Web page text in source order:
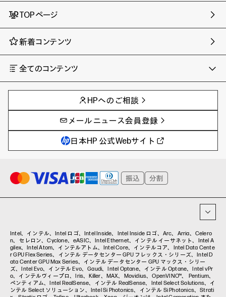
TOPページ
新着コンテンツ
全てのコンテンツ
AIの進化と活用事例
製品トレンド & レビュー
教育とテクノロジー
ハイブリッドワーク
プリンター
事例
イベントレポート
AIワークステーション
Poly
WXP（DEXツール）
タグ一覧
HPへのご相談
メールニュース会員登録
日本HP 公式Webサイト
Intel、インテル、Intel ロゴ、Intel Inside、Intel Inside ロゴ、Arc、Arria、Celero
n、セレロン、Cyclone、eASIC、Intel Ethernet、インテル イーサネット、Intel A
gilex、Intel Atom、インテルアトム、Intel Core、インテルコア、Intel Data Cente
r GPU Flex Series、インテル データセンター GPU フレックス・シリーズ、Intel D
ata Center GPU Max Series、インテル データセンター GPU マックス・シリー
ズ、Intel Evo、インテル Evo、Gaudi、Intel Optane、インテル Optane、Intel vPr
o、インテルヴィープロ、Iris、Killer、MAX、Movidius、OpenVINO™、 Pentium、
ペンティアム、Intel RealSense、インテル RealSense、Intel Select Solutions、イ
ンテル Select ソリューション、Intel Si Photonics、インテル Si Photonics、Strati